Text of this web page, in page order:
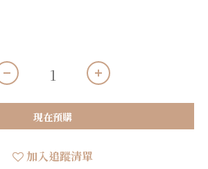
現在預購
加入追蹤清單